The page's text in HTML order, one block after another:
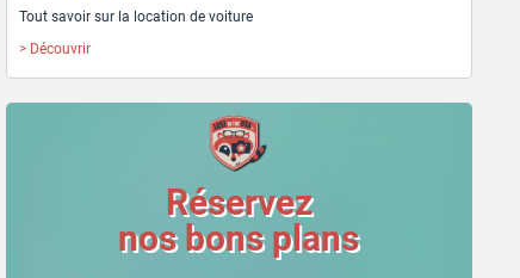
Tout savoir sur la location de voiture
> Découvrir
Réservez
nos bons plans